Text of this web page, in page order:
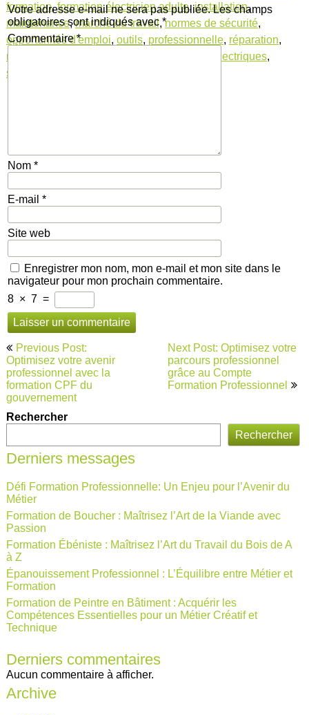
formation,formation électricien adulte,installation,
maintenance,marché du travail,normes de sécurité,
opportunités d'emploi, outils, professionnelle, réparation,
résoudre problèmes électriques
schémas électriques,
systèmes électriques
Votre adresse e-mail ne sera pas publiée. Les champs
obligatoires sont indiqués avec *
Commentaire*
Nom *
E-mail *
Site web
Enregistrer mon nom, mon e-mail et mon site dans le
navigateur pour mon prochain commentaire.
8 × 7 =
Navigation
de
l’article
Previous Post:
Optimisez votre avenir
professionnel avec la
formation CPF du
gouvernement
Next Post: Optimisez votre
parcours professionnel
grâce au Compte
Formation Professionnel
Rechercher
Rechercher
Derniers messages
Défi Formation Professionnelle: Un Enjeu pour l’Avenir du
Métier
Formation de Boucher : Maîtrisez l’Art de la Viande avec
Passion
Formation Ébéniste : Maîtrisez l’Art du Travail du Bois de A
à Z
Épanouissement Professionnel : L’Équilibre entre Métier et
Formation
Formation de Peintre en Bâtiment : Acquérir les
Compétences Essentielles pour un Métier Créatif et
Technique
Derniers commentaires
Aucun commentaire à afficher.
Archive